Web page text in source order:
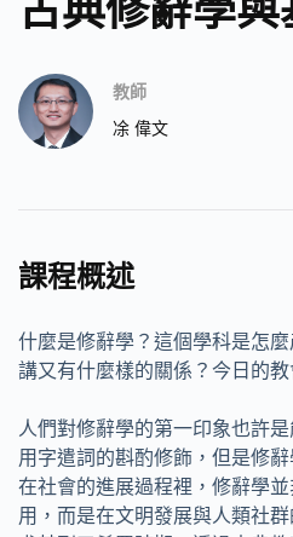
教師
凃 偉文
課程概述
什麼是修辭學？這個學科是怎
講又有什麼樣的關係？今日的
人們對修辭學的第一印象也許
用字遣詞的斟酌修飾，但是修
在社會的進展過程裡，修辭學
用，而是在文明發展與人類社